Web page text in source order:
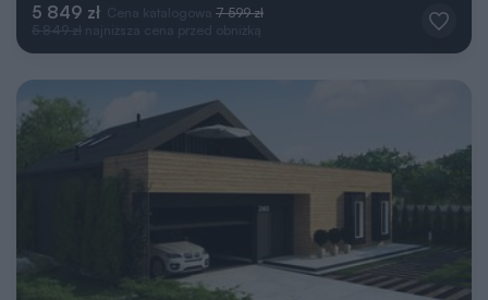
5 849 zł Cena katalogowa 7 599 zł
5 849 zł najniższa cena przed obniżką